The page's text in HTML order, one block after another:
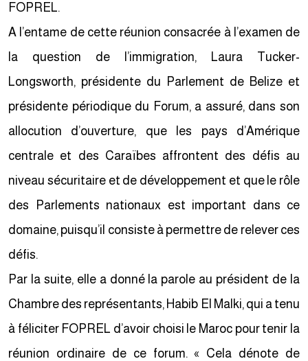
FOPREL.
A l’entame de cette réunion consacrée à l’examen de
la question de l’immigration, Laura Tucker-
Longsworth, présidente du Parlement de Belize et
présidente périodique du Forum, a assuré, dans son
allocution d’ouverture, que les pays d’Amérique
centrale et des Caraïbes affrontent des défis au
niveau sécuritaire et de développement et que le rôle
des Parlements nationaux est important dans ce
domaine, puisqu’il consiste à permettre de relever ces
défis.
Par la suite, elle a donné la parole au président de la
Chambre des représentants, Habib El Malki, qui a tenu
à féliciter FOPREL d’avoir choisi le Maroc pour tenir la
réunion ordinaire de ce forum. « Cela dénote de